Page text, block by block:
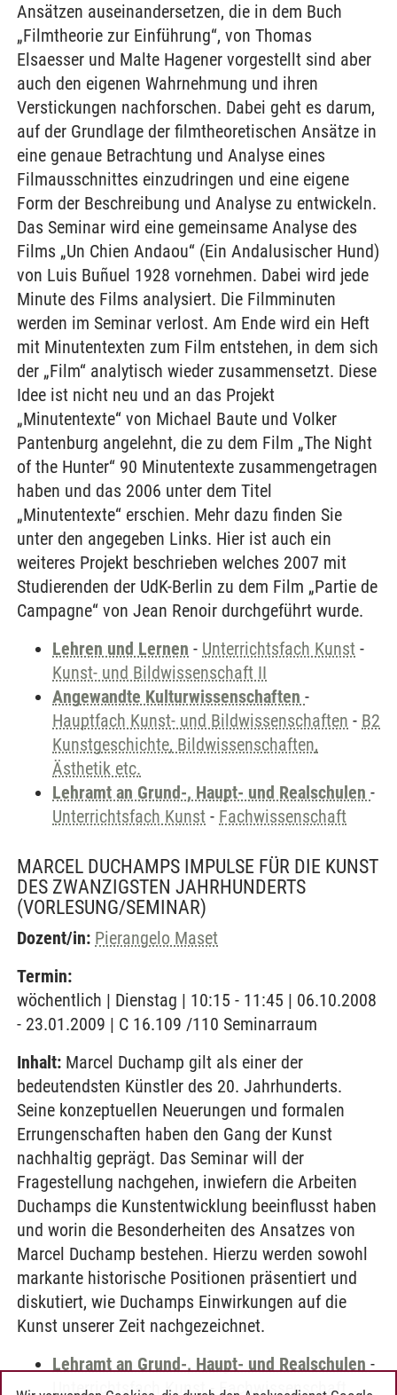
Ansätzen auseinandersetzen, die in dem Buch
„Filmtheorie zur Einführung“, von Thomas
Elsaesser und Malte Hagener vorgestellt sind aber
auch den eigenen Wahrnehmung und ihren
Verstickungen nachforschen. Dabei geht es darum,
auf der Grundlage der filmtheoretischen Ansätze in
eine genaue Betrachtung und Analyse eines
Filmausschnittes einzudringen und eine eigene
Form der Beschreibung und Analyse zu entwickeln.
Das Seminar wird eine gemeinsame Analyse des
Films „Un Chien Andaou“ (Ein Andalusischer Hund)
von Luis Buñuel 1928 vornehmen. Dabei wird jede
Minute des Films analysiert. Die Filmminuten
werden im Seminar verlost. Am Ende wird ein Heft
mit Minutentexten zum Film entstehen, in dem sich
der „Film“ analytisch wieder zusammensetzt. Diese
Idee ist nicht neu und an das Projekt
„Minutentexte“ von Michael Baute und Volker
Pantenburg angelehnt, die zu dem Film „The Night
of the Hunter“ 90 Minutentexte zusammengetragen
haben und das 2006 unter dem Titel
„Minutentexte“ erschien. Mehr dazu finden Sie
unter den angegeben Links. Hier ist auch ein
weiteres Projekt beschrieben welches 2007 mit
Studierenden der UdK-Berlin zu dem Film „Partie de
Campagne“ von Jean Renoir durchgeführt wurde.
Lehren und Lernen - Unterrichtsfach Kunst -
Kunst- und Bildwissenschaft II
Angewandte Kulturwissenschaften -
Hauptfach Kunst- und Bildwissenschaften - B2
Kunstgeschichte, Bildwissenschaften,
Ästhetik etc.
Lehramt an Grund-, Haupt- und Realschulen -
Unterrichtsfach Kunst - Fachwissenschaft
MARCEL DUCHAMPS IMPULSE FÜR DIE KUNST
DES ZWANZIGSTEN JAHRHUNDERTS
(VORLESUNG/SEMINAR)
Dozent/in: Pierangelo Maset
Termin:
wöchentlich | Dienstag | 10:15 - 11:45 | 06.10.2008
- 23.01.2009 | C 16.109 /110 Seminarraum
Inhalt: Marcel Duchamp gilt als einer der
bedeutendsten Künstler des 20. Jahrhunderts.
Seine konzeptuellen Neuerungen und formalen
Errungenschaften haben den Gang der Kunst
nachhaltig geprägt. Das Seminar will der
Fragestellung nachgehen, inwiefern die Arbeiten
Duchamps die Kunstentwicklung beeinflusst haben
und worin die Besonderheiten des Ansatzes von
Marcel Duchamp bestehen. Hierzu werden sowohl
markante historische Positionen präsentiert und
diskutiert, wie Duchamps Einwirkungen auf die
Kunst unserer Zeit nachgezeichnet.
Lehramt an Grund-, Haupt- und Realschulen -
Unterrichtsfach Kunst- Fachwissenschaft